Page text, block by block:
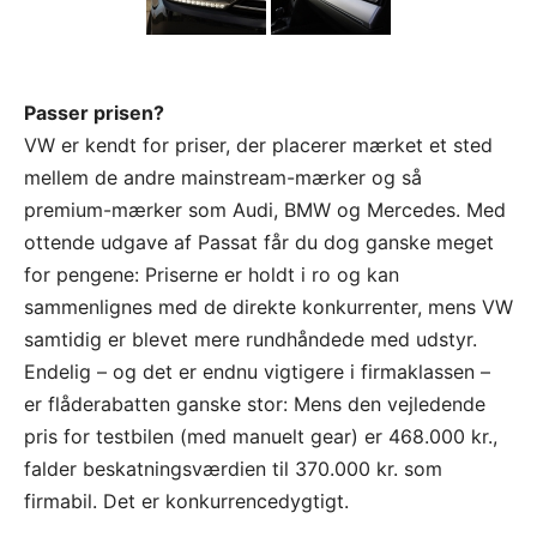
Passer prisen?
VW er kendt for priser, der placerer mærket et sted
mellem de andre mainstream-mærker og så
premium-mærker som Audi, BMW og Mercedes. Med
ottende udgave af Passat får du dog ganske meget
for pengene: Priserne er holdt i ro og kan
sammenlignes med de direkte konkurrenter, mens VW
samtidig er blevet mere rundhåndede med udstyr.
Endelig – og det er endnu vigtigere i firmaklassen –
er flåderabatten ganske stor: Mens den vejledende
pris for testbilen (med manuelt gear) er 468.000 kr.,
falder beskatningsværdien til 370.000 kr. som
firmabil. Det er konkurrencedygtigt.